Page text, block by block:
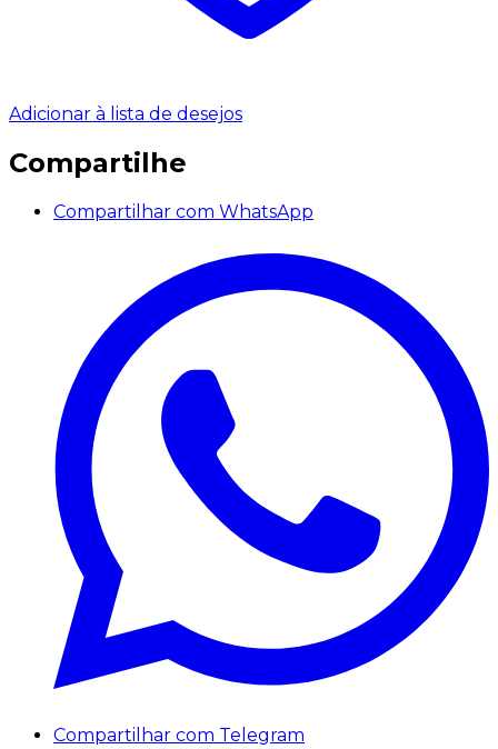
Adicionar à lista de desejos
Compartilhe
Compartilhar com WhatsApp
Compartilhar com Telegram